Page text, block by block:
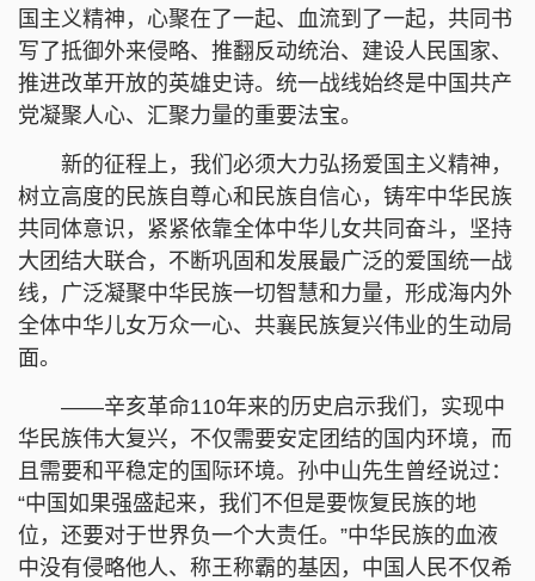
国主义精神，心聚在了一起、血流到了一起，共同书
写了抵御外来侵略、推翻反动统治、建设人民国家、
推进改革开放的英雄史诗。统一战线始终是中国共产
党凝聚人心、汇聚力量的重要法宝。
新的征程上，我们必须大力弘扬爱国主义精神，
树立高度的民族自尊心和民族自信心，铸牢中华民族
共同体意识，紧紧依靠全体中华儿女共同奋斗，坚持
大团结大联合，不断巩固和发展最广泛的爱国统一战
线，广泛凝聚中华民族一切智慧和力量，形成海内外
全体中华儿女万众一心、共襄民族复兴伟业的生动局
面。
——辛亥革命110年来的历史启示我们，实现中
华民族伟大复兴，不仅需要安定团结的国内环境，而
且需要和平稳定的国际环境。孙中山先生曾经说过：
“中国如果强盛起来，我们不但是要恢复民族的地
位，还要对于世界负一个大责任。”中华民族的血液
中没有侵略他人、称王称霸的基因，中国人民不仅希